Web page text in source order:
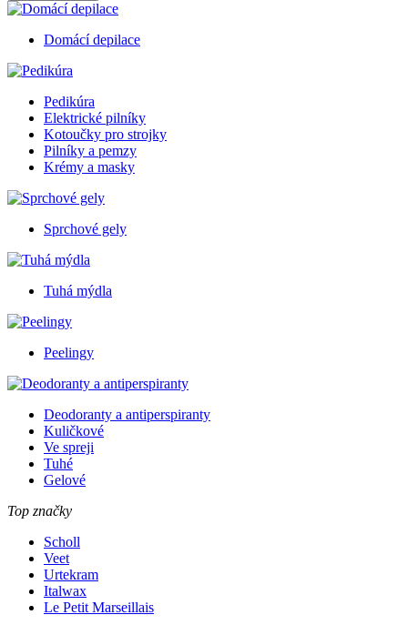
Domácí depilace
Pedikúra
Elektrické pilníky
Kotoučky pro strojky
Pilníky a pemzy
Krémy a masky
Sprchové gely
Tuhá mýdla
Peelingy
Deodoranty a antiperspiranty
Kuličkové
Ve spreji
Tuhé
Gelové
Top značky
Scholl
Veet
Urtekram
Italwax
Le Petit Marseillais